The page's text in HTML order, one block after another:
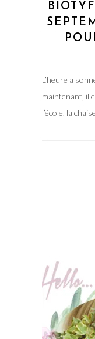
L’heure a
maintenant, il
l’école, la